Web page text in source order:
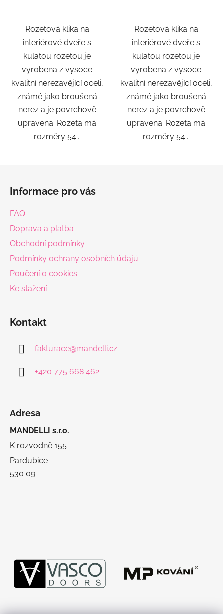
Rozetová klika na
interiérové ​​dveře s
kulatou rozetou je
vyrobena z vysoce
kvalitní nerezavějící oceli,
známé jako broušená
nerez a je povrchově
upravena. Rozeta má
rozměry 54...
Rozetová klika na
interiérové ​​dveře s
kulatou rozetou je
vyrobena z vysoce
kvalitní nerezavějící oceli,
známé jako broušená
nerez a je povrchově
upravena. Rozeta má
rozměry 54...
Informace pro vás
FAQ
Doprava a platba
Obchodní podmínky
Podmínky ochrany osobních údajů
Poučení o cookies
Ke stažení
Kontakt
fakturace@mandelli.cz
+420 775 668 462
Adresa
MANDELLI s.r.o.
K rozvodně 155
Pardubice
530 09